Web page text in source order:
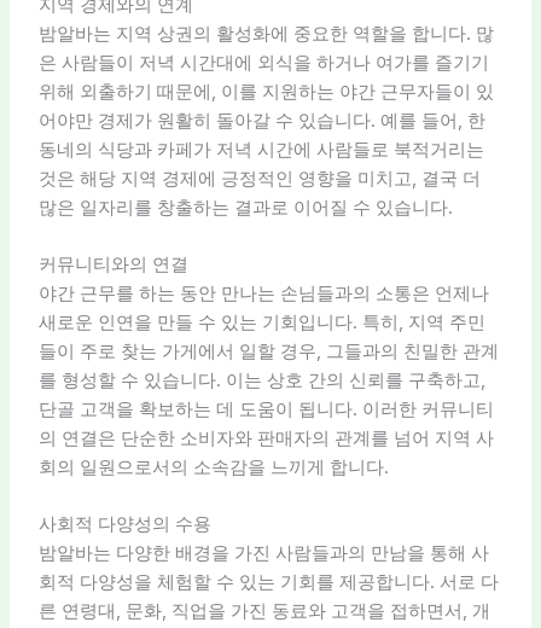
밤알바는 지역 상권의 활성화에 중요한 역할을 합니다. 많
은 사람들이 저녁 시간대에 외식을 하거나 여가를 즐기기
위해 외출하기 때문에, 이를 지원하는 야간 근무자들이 있
어야만 경제가 원활히 돌아갈 수 있습니다. 예를 들어, 한
동네의 식당과 카페가 저녁 시간에 사람들로 북적거리는
것은 해당 지역 경제에 긍정적인 영향을 미치고, 결국 더
많은 일자리를 창출하는 결과로 이어질 수 있습니다.
커뮤니티와의 연결
야간 근무를 하는 동안 만나는 손님들과의 소통은 언제나
새로운 인연을 만들 수 있는 기회입니다. 특히, 지역 주민
들이 주로 찾는 가게에서 일할 경우, 그들과의 친밀한 관계
를 형성할 수 있습니다. 이는 상호 간의 신뢰를 구축하고,
단골 고객을 확보하는 데 도움이 됩니다. 이러한 커뮤니티
의 연결은 단순한 소비자와 판매자의 관계를 넘어 지역 사
회의 일원으로서의 소속감을 느끼게 합니다.
사회적 다양성의 수용
밤알바는 다양한 배경을 가진 사람들과의 만남을 통해 사
회적 다양성을 체험할 수 있는 기회를 제공합니다. 서로 다
른 연령대, 문화, 직업을 가진 동료와 고객을 접하면서, 개